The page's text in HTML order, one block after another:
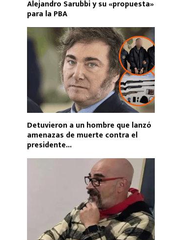
Alejandro Sarubbi y su «propuesta»
para la PBA
Detuvieron a un hombre que lanzó
amenazas de muerte contra el
presidente...